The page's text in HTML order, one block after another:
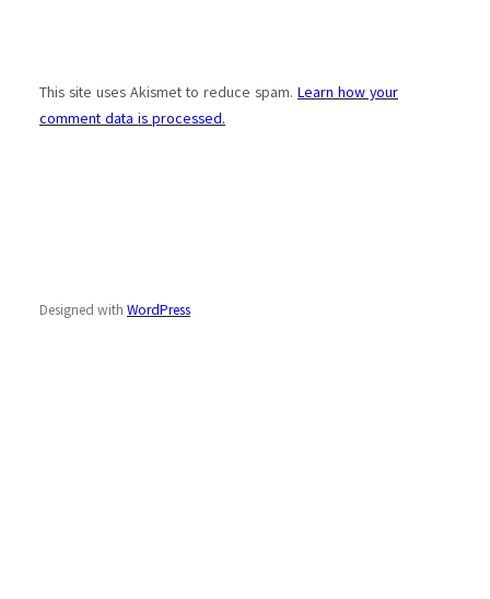
This site uses Akismet to reduce spam. Learn how your
comment data is processed.
Designed with WordPress